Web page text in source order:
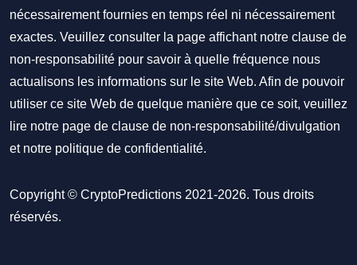
nécessairement fournies en temps réel ni nécessairement
exactes. Veuillez consulter la page affichant notre clause de
non-responsabilité pour savoir à quelle fréquence nous
actualisons les informations sur le site Web. Afin de pouvoir
utiliser ce site Web de quelque manière que ce soit, veuillez
lire notre page de clause de non-responsabilité/divulgation
et notre politique de confidentialité.
Copyright © CryptoPredictions 2021-2026. Tous droits
réservés.